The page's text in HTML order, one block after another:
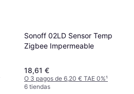
Sonoff 02LD Sensor Temp
Zigbee Impermeable
18,61 €
O 3 pagos de 6,20 € TAE 0%¹
6 tiendas